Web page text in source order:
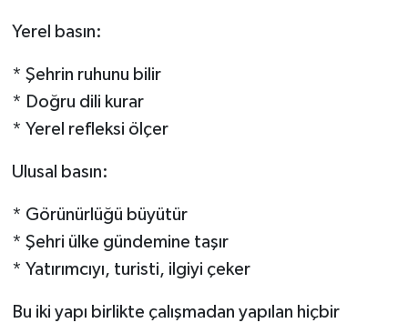
Yerel basın:
* Şehrin ruhunu bilir
* Doğru dili kurar
* Yerel refleksi ölçer
Ulusal basın:
* Görünürlüğü büyütür
* Şehri ülke gündemine taşır
* Yatırımcıyı, turisti, ilgiyi çeker
Bu iki yapı birlikte çalışmadan yapılan hiçbir